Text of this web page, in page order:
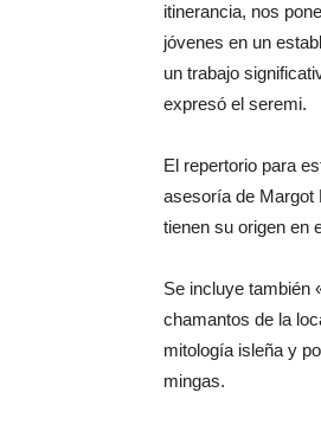
itinerancia, nos
jóvenes en un
un trabajo
expresó el seremi.
El repertorio para
asesoría de Margot
tienen su origen en
Se incluye también
chamantos de la
mitología isleña y
mingas.